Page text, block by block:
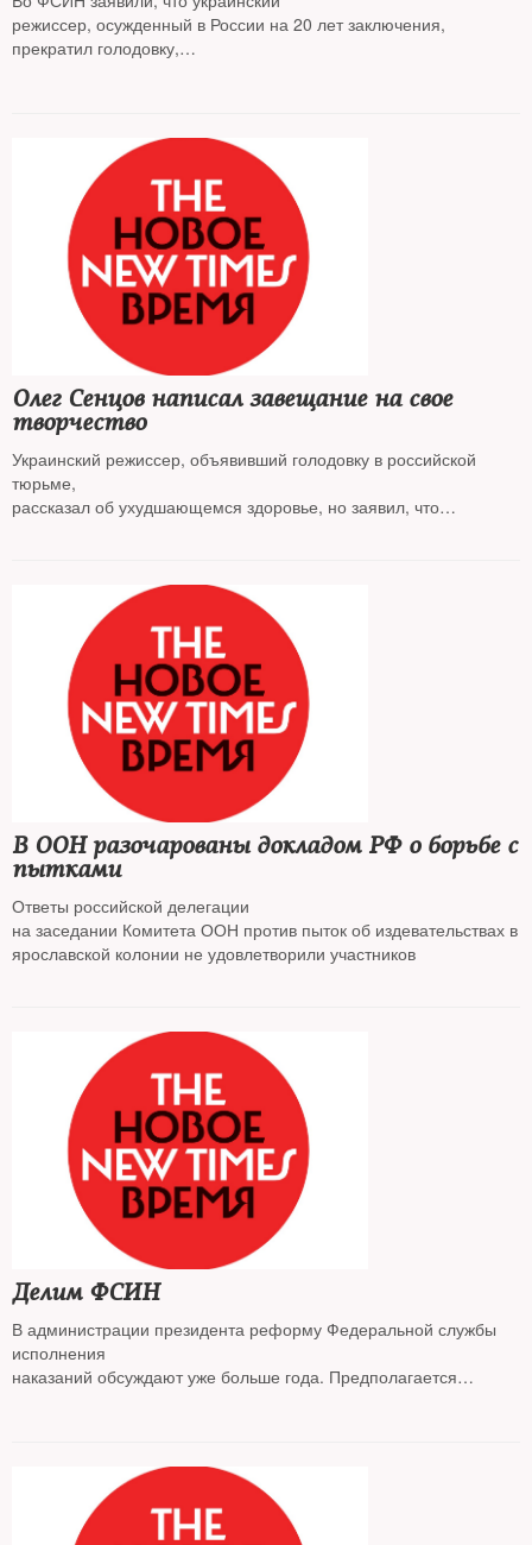
режиссер, осужденный в России на 20 лет заключения,
прекратил голодовку,
Олег Сенцов написал завещание на свое
творчество
Украинский режиссер, объявивший голодовку в российской
тюрьме,
рассказал об ухудшающемся здоровье, но заявил, что
В ООН разочарованы докладом РФ о борьбе с
пытками
Ответы российской делегации
на заседании Комитета ООН против пыток об издевательствах в
ярославской колонии не удовлетворили участников
Делим ФСИН
В администрации президента реформу Федеральной службы
исполнения
наказаний обсуждают уже больше года. Предполагается